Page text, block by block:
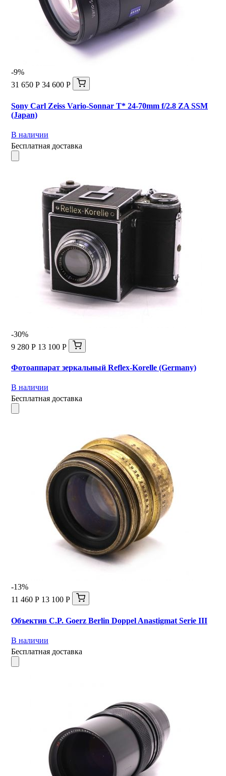
-9%
31 650 Р 34 600 Р
Sony Carl Zeiss Vario-Sonnar T* 24-70mm f/2.8 ZA SSM
(Japan)
В наличии
Бесплатная доставка
-30%
9 280 Р 13 100 Р
Фотоаппарат зеркальный Reflex-Korelle (Germany)
В наличии
Бесплатная доставка
-13%
11 460 Р 13 100 Р
Объектив C.P. Goerz Berlin Doppel Anastigmat Serie III
В наличии
Бесплатная доставка